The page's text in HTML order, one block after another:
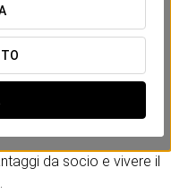
prossimo soggiorno.
di un
per l’alloggio che per il
il
da socio e vivere il